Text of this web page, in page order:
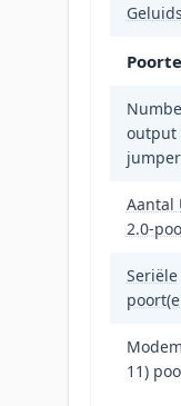
output
Aantal
2.0-
Seriële
11)